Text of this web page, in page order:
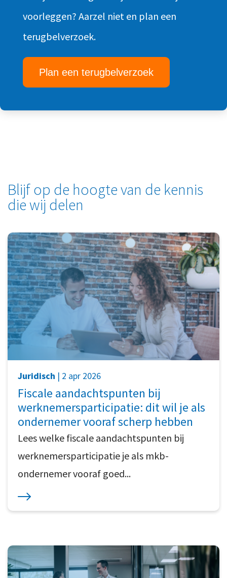
voorleggen? Aarzel niet en plan een
terugbelverzoek.
Plan een terugbelverzoek
Blijf op de hoogte van de kennis
die wij delen
Juridisch | 2 apr 2026
Fiscale aandachtspunten bij
werknemersparticipatie: dit wil je als
ondernemer vooraf scherp hebben
Lees welke fiscale aandachtspunten bij
werknemersparticipatie je als mkb-
ondernemer vooraf goed...